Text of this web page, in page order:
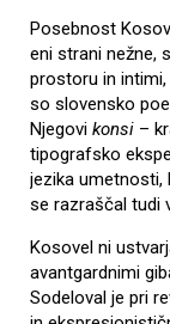
Posebnost
eni strani nežne,
prostoru in intimi,
so slovensko
Njegovi konsi –
tipografsko
jezika umetnosti,
se razraščal tudi
Kosovel ni
avantgardnimi
Sodeloval je pri